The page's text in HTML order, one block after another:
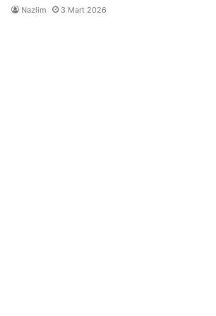
Nazlim 3 Mart 2026